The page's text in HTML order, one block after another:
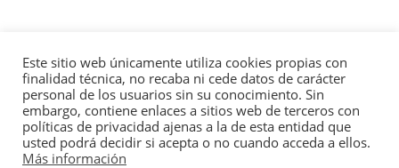
Este sitio web únicamente utiliza cookies propias con
finalidad técnica, no recaba ni cede datos de carácter
personal de los usuarios sin su conocimiento. Sin
embargo, contiene enlaces a sitios web de terceros con
políticas de privacidad ajenas a la de esta entidad que
usted podrá decidir si acepta o no cuando acceda a ellos.
Más información